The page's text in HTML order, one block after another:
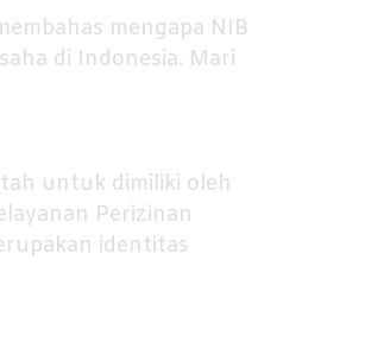
mengapa NIB
di Indonesia. Mari
untuk dimiliki oleh
Perizinan
identitas